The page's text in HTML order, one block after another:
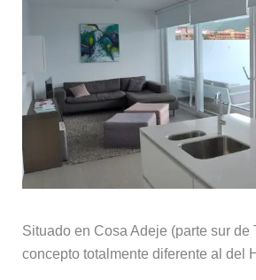
Situado en Cosa Adeje (parte sur de
concepto totalmente diferente al del